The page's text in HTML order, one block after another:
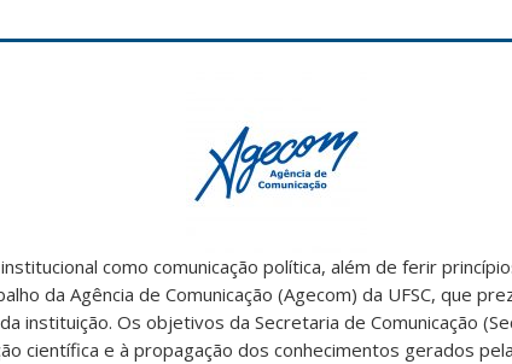
como comunicação política, além de ferir
da Agência de Comunicação (Agecom) da UFSC, que
instituição. Os objetivos da Secretaria de Comunicação
científica e à propagação dos conhecimentos gerados